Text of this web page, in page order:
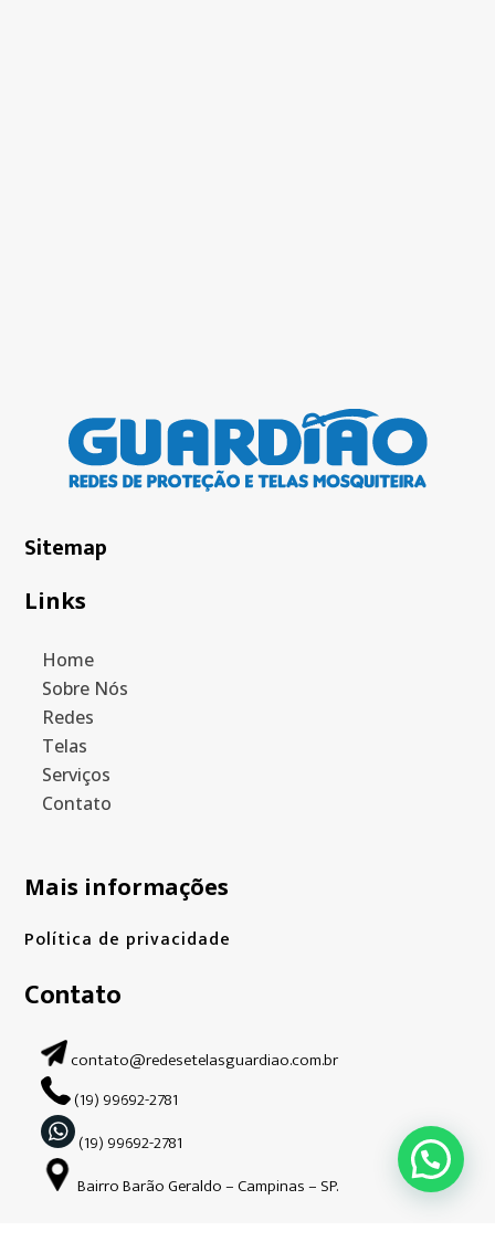
Sitemap
Links
Home
Sobre Nós
Redes
Telas
Serviços
Contato
Mais informações
Política de privacidade
Contato
contato@redesetelasguardiao.com.br
(19) 99692-2781
(19) 99692-2781
Bairro Barão Geraldo – Campinas – SP.